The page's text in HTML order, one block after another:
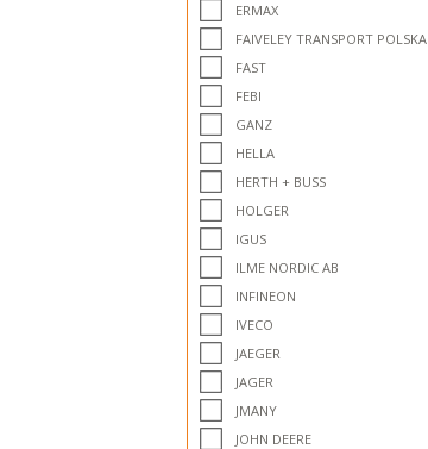
ERMAX
FAIVELEY TRANSPORT POLSKA
FAST
FEBI
GANZ
HELLA
HERTH + BUSS
HOLGER
IGUS
ILME NORDIC AB
INFINEON
IVECO
JAEGER
JAGER
JMANY
JOHN DEERE